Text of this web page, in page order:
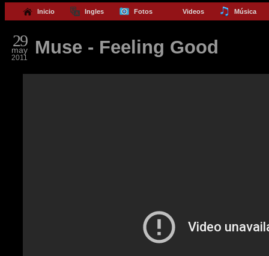
Inicio Ingles Fotos Videos Música
29
may
2011 Muse - Feeling Good